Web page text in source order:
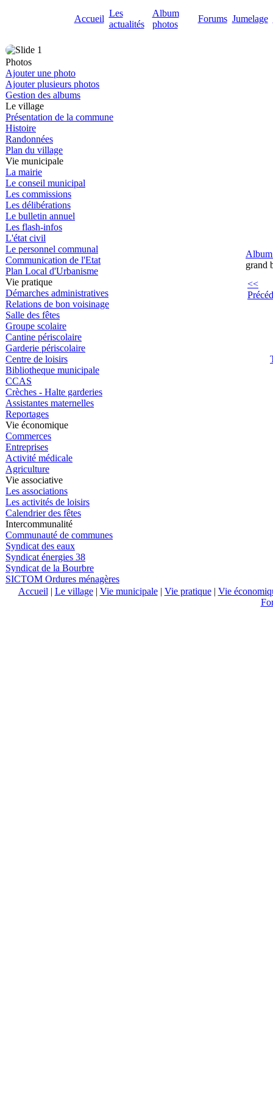
Accueil
Les
actualités
Album
photos
Forums Jumelage
Photos
Ajouter une photo
Ajouter plusieurs photos
Gestion des albums
Le village
Présentation de la commune
Histoire
Randonnées
Plan du village
Vie municipale
La mairie
Le conseil municipal
Les commissions
Les délibérations
Le bulletin annuel
Les flash-infos
L'état civil
Le personnel communal
Communication de l'Etat
Plan Local d'Urbanisme
Vie pratique
Démarches administratives
Relations de bon voisinage
Salle des fêtes
Groupe scolaire
Cantine périscolaire
Garderie périscolaire
Centre de loisirs
Bibliotheque municipale
CCAS
Crèches - Halte garderies
Assistantes maternelles
Reportages
Vie économique
Commerces
Entreprises
Activité médicale
Agriculture
Vie associative
Les associations
Les activités de loisirs
Calendrier des fêtes
Intercommunalité
Communauté de communes
Syndicat des eaux
Syndicat énergies 38
Syndicat de la Bourbre
SICTOM Ordures ménagères
grand
<<
Accueil | Le village| Vie municipale| Vie pratique| Vie